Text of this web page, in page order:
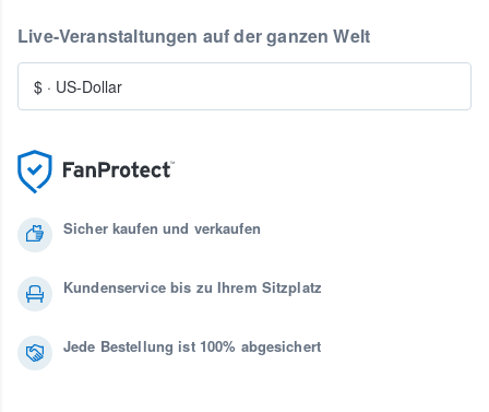
Sicher kaufen und verkaufen
Kundenservice bis zu Ihrem Sitzplatz
Jede Bestellung ist 100% abgesichert
Live-Veranstaltungen auf der ganzen Welt
$ · US-Dollar